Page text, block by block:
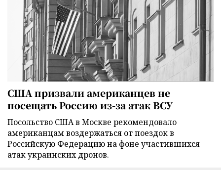
США призвали американцев не
посещать Россию из-за атак ВСУ
Посольство США в Москве рекомендовало
американцам воздержаться от поездок в
Российскую Федерацию на фоне участившихся
атак украинских дронов.